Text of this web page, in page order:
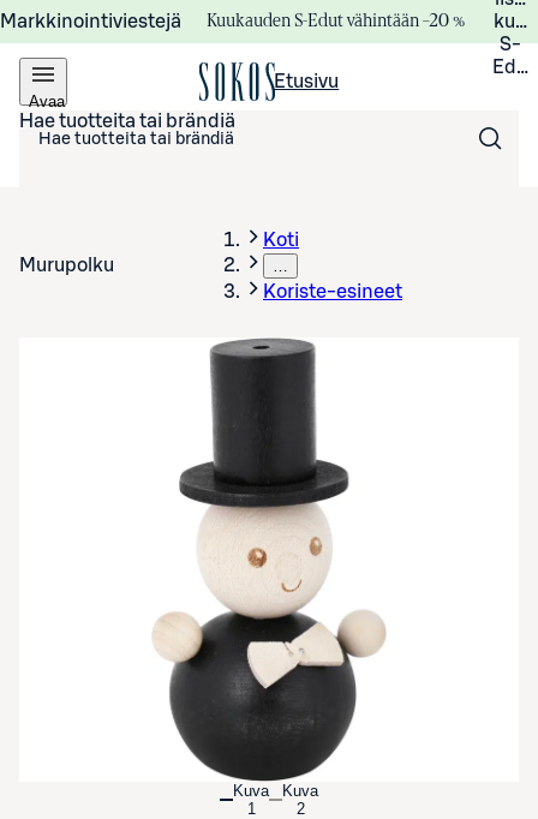
Markkinointiviestejä Kuukauden S-Edut vähintään –20 %
S-
Avaa
valikko
Etusivu
Hae tuotteita tai brändiä
Murupolku
Koti
…
Koriste-esineet
Avaa tuotekuva suurennettuna
Kuva
1
Kuva
2